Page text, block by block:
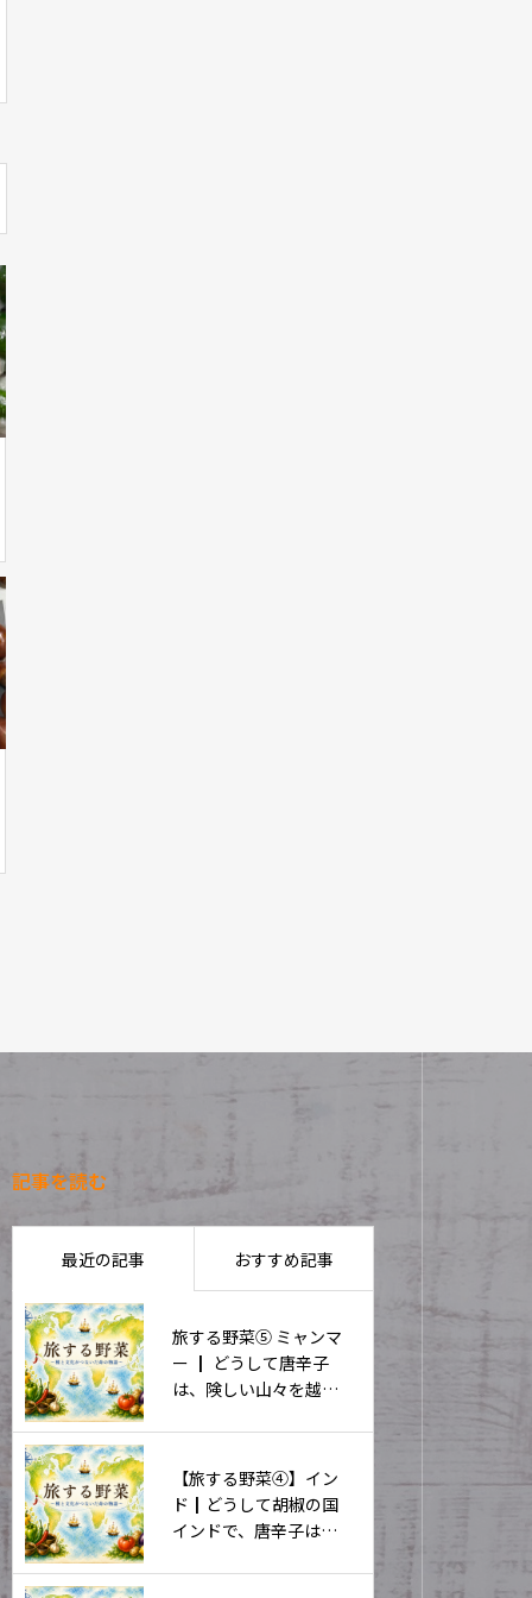
記事を読む
最近の記事 おすすめ記事
旅する野菜⑤ ミャンマ
ー ┃ どうして唐辛子
は、険しい山々を越え
か。
【旅する野菜④】イン
ド┃どうして胡椒の国
インドで、唐辛子は広
か。